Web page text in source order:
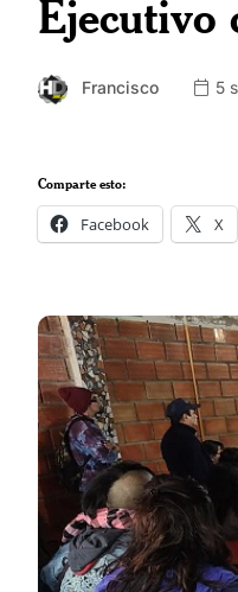
Ejecutivo
Francisco 5
Comparte esto:
Facebook X